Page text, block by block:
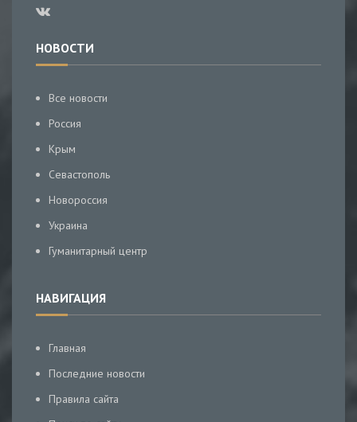
НОВОСТИ
Все новости
Россия
Крым
Севастополь
Новороссия
Украина
Гуманитарный центр
НАВИГАЦИЯ
Главная
Последние новости
Правила сайта